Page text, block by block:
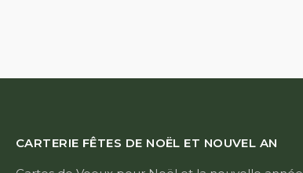
CARTERIE FÊTES DE NOËL ET NOUVEL AN